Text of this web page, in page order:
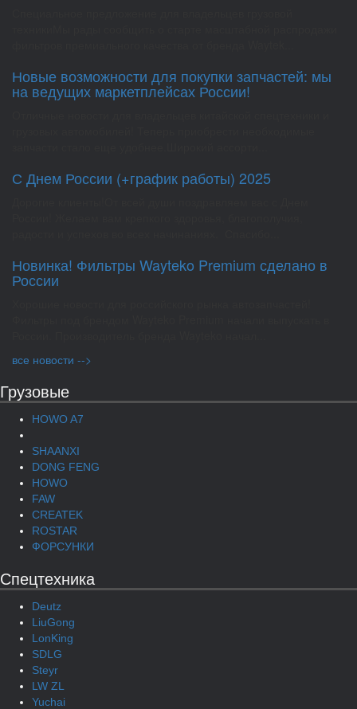
Новые возможности для покупки запчастей: мы
на ведущих маркетплейсах России!
С Днем России (+график работы) 2025
Новинка! Фильтры Wayteko Premium сделано в
России
все новости -->
Грузовые
HOWO A7
SHAANXI
DONG FENG
HOWO
FAW
CREATEK
ROSTAR
ФОРСУНКИ
Спецтехника
Deutz
LiuGong
LonKing
SDLG
Steyr
LW ZL
Yuchai